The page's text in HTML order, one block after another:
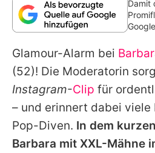
Familie &
Alle Themen auf
Jobs
App
Damit
Glamour-Alarm bei
(52)! Die Moderatorin
Instagram-Clip für
– und erinnert dabei viele
Pop-Diven. In dem
Barbara mit XXL-Mähne